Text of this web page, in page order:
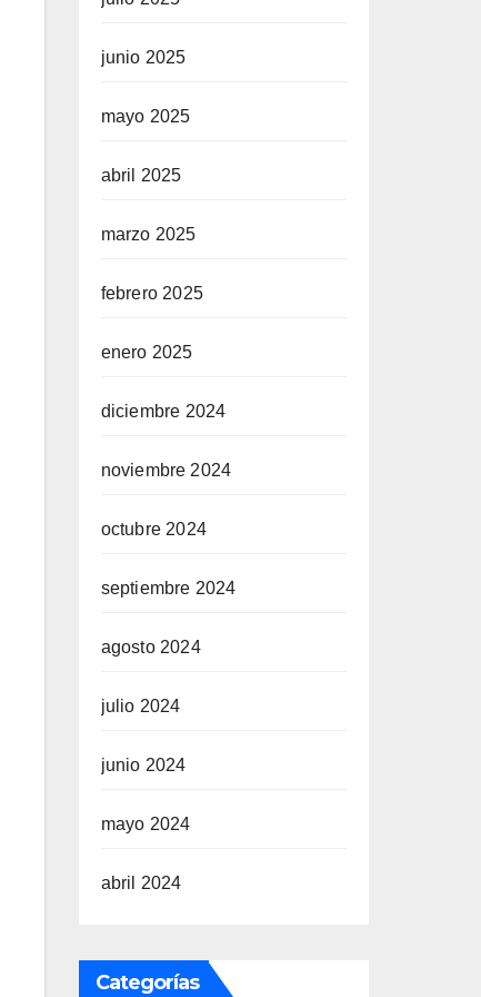
junio 2025
mayo 2025
abril 2025
marzo 2025
febrero 2025
enero 2025
diciembre 2024
noviembre 2024
octubre 2024
septiembre 2024
agosto 2024
julio 2024
junio 2024
mayo 2024
abril 2024
Categorías